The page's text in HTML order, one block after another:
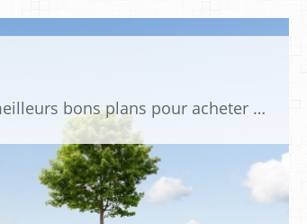
Tu es passionné de voitures miniatures ? Sur mini PDLV, tu trouveras les meilleurs bons plans pour acheter des voitures au 1:43, 1:18 ou 1:24. Tu pourras aussi découvrir des modèles de collection sous tous leurs angles. Pour ne rien louper de l'actualité des voitures miniatures, rejoins-nous !